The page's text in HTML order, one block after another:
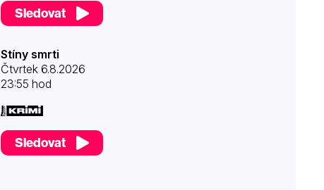
Sledovat
Stíny smrti
Čtvrtek 6.8.2026
23:55 hod
Sledovat